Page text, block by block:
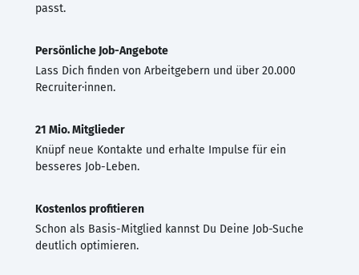
passt.
Persönliche Job-Angebote
Lass Dich finden von Arbeitgebern und über 20.000
Recruiter·innen.
21 Mio. Mitglieder
Knüpf neue Kontakte und erhalte Impulse für ein
besseres Job-Leben.
Kostenlos profitieren
Schon als Basis-Mitglied kannst Du Deine Job-Suche
deutlich optimieren.